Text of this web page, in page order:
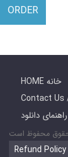
ORDER
HOME خانه
راهنمای دانلود